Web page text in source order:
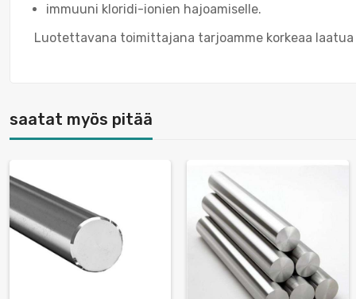
immuuni kloridi-ionien hajoamiselle.
Luotettavana toimittajana tarjoamme korkeaa
saatat myös pitää